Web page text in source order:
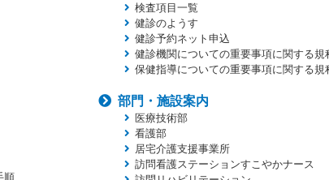
順
検査項目一覧
健診のようす
健診予約ネット申込
健診機関についての重要事項に関する規
保健指導についての重要事項に関する規
部門・施設案内
医療技術部
看護部
居宅介護支援事業所
訪問看護ステーションすこやかナース